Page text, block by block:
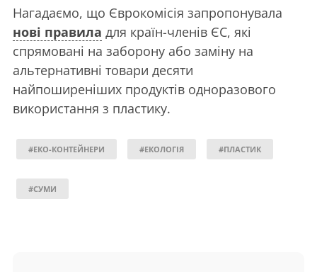
Нагадаємо, що Єврокомісія запропонувала
нові правила для країн-членів ЄС, які
спрямовані на заборону або заміну на
альтернативні товари десяти
найпоширеніших продуктів одноразового
використання з пластику.
#ЕКО-КОНТЕЙНЕРИ #ЕКОЛОГІЯ #ПЛАСТИК
#СУМИ